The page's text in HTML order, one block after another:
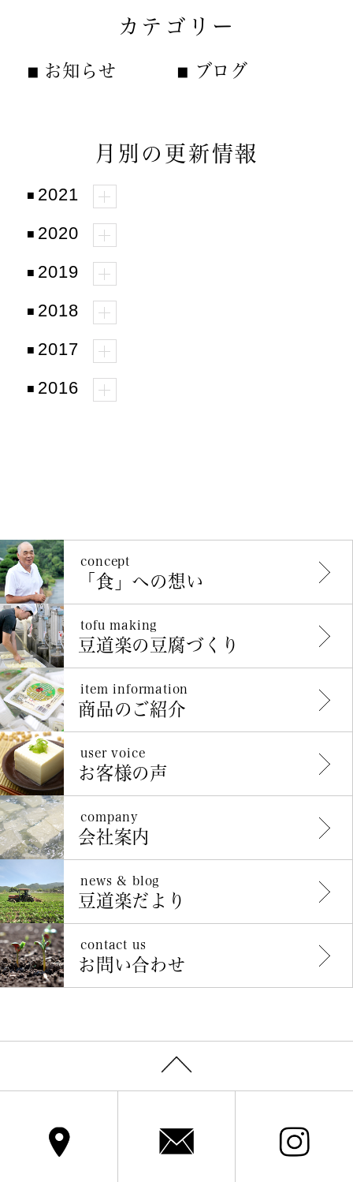
カテゴリー
お知らせ ブログ
月別の更新情報
2021
2020
2019
2018
2017
2016
concept
「食」への想い
tofu making
豆道楽の豆腐づくり
item information
商品のご紹介
user voice
お客様の声
company
会社案内
news & blog
豆道楽だより
contact us
お問い合わせ